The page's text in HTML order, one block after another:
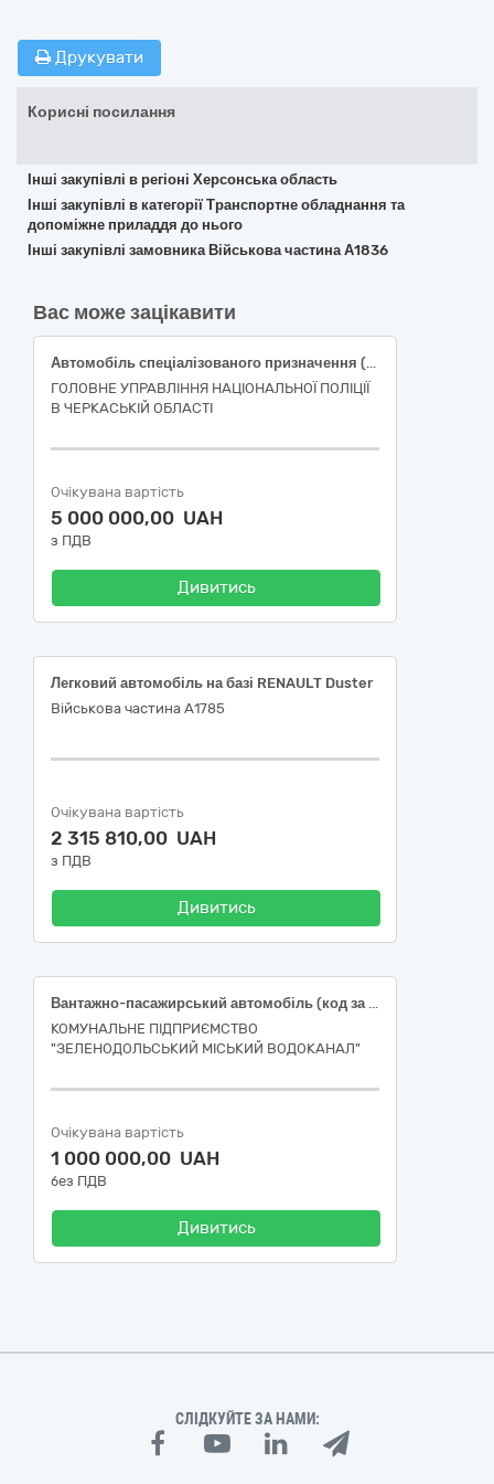
Друкувати
Корисні посилання
Інші закупівлі в регіоні Херсонська область
Інші закупівлі в категорії Транспортне обладнання та
допоміжне приладдя до нього
Інші закупівлі замовника Військова частина А1836
Вас може зацікавити
Автомобіль спеціалізованого призначення (код ДК 021:2015: 34110000-1 «Легкові автомобілі»)
ГОЛОВНЕ УПРАВЛІННЯ НАЦІОНАЛЬНОЇ ПОЛІЦІЇ
В ЧЕРКАСЬКІЙ ОБЛАСТІ
Очікувана вартість
5 000 000,00 UAH
з ПДВ
Дивитись
Легковий автомобіль на базі RENAULT Duster
Військова частина А1785
Очікувана вартість
2 315 810,00 UAH
з ПДВ
Дивитись
Вантажно-пасажирський автомобіль (код за ДК 021:2015: 34110000-1 Легкові автомобілі)
КОМУНАЛЬНЕ ПІДПРИЄМСТВО
"ЗЕЛЕНОДОЛЬСЬКИЙ МІСЬКИЙ ВОДОКАНАЛ"
Очікувана вартість
1 000 000,00 UAH
без ПДВ
Дивитись
СЛІДКУЙТЕ ЗА НАМИ: